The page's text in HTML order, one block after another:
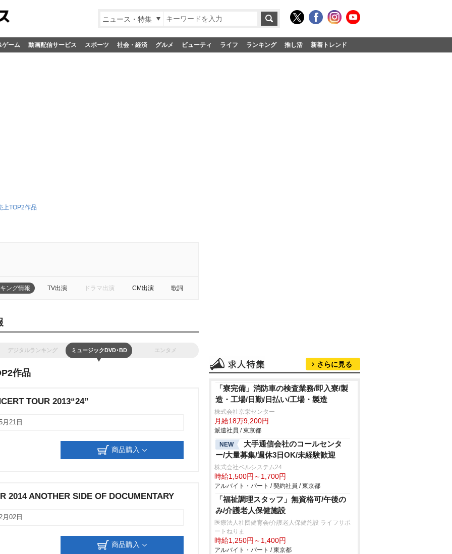
ニュース・特集
ゲーム 動画配信サービス スポーツ 社会・経済 グルメ ビューティ ライフ ランキング 推し活 新着トレンド
上TOP2作品
ング情報 TV出演 ドラマ出演 CM出演 歌詞
デジタルランキング ミュージックDVD･BD エンタメ
作品
TOUR 2013“24”
月21日
商品購入
2014 ANOTHER SIDE OF DOCUMENTARY
月02日
商品購入
さらに見る
「寮完備」消防車の検査業務/即入寮/製
造・工場/日勤/日払い/工場・製造
株式会社京栄センター
月給18万9,200円
派遣社員 / 東京都
NEW
大手通信会社のコールセンタ
ー/大量募集/週休3日OK/未経験歓迎
株式会社ベルシステム24
時給1,500円～1,700円
アルバイト・パート / 契約社員 / 東京都
「福祉調理スタッフ」無資格可/午後の
み/介護老人保健施設
医療法人社団健育会/介護老人保健施設 ライフサポ
ートねりま
時給1,250円～1,400円
アルバイト・パート / 東京都